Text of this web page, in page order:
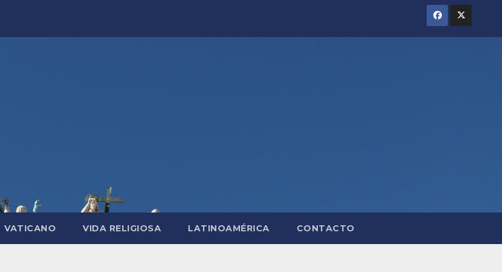
VATICANO VIDA RELIGIOSA LATINOAMÉRICA CONTACTO